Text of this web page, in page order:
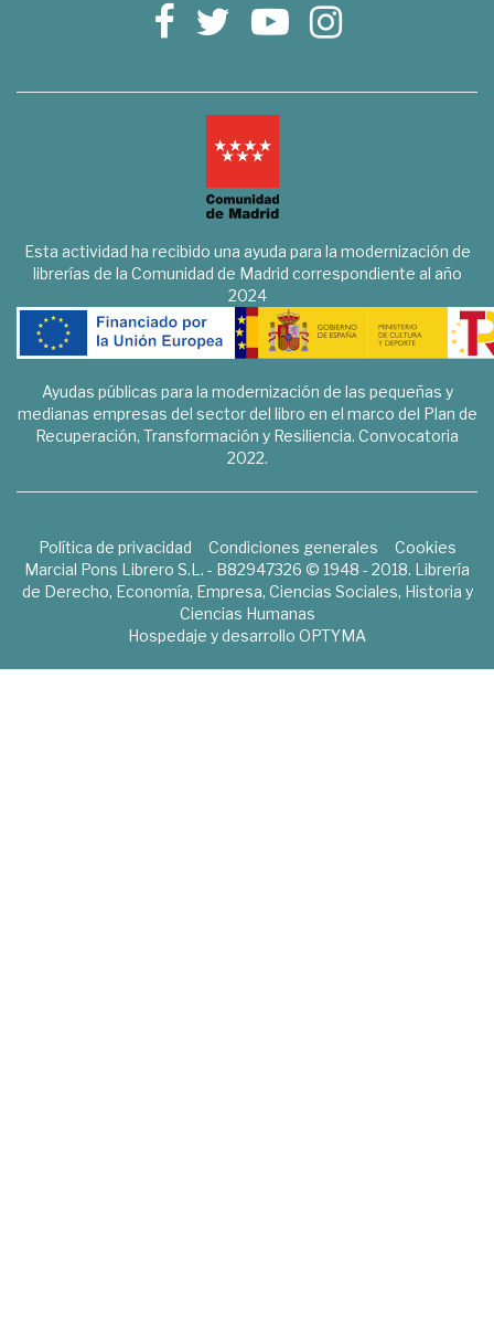
Esta actividad ha recibido una ayuda para la modernización de
librerías de la Comunidad de Madrid correspondiente al año
2024
Ayudas públicas para la modernización de las pequeñas y
medianas empresas del sector del libro en el marco del Plan de
Recuperación, Transformación y Resiliencia. Convocatoria
2022.
Política de privacidad Condiciones generales
Cookies
Marcial Pons Librero S.L. - B82947326 © 1948 - 2018. Librería
de Derecho, Economía, Empresa, Ciencias Sociales, Historia y
Ciencias Humanas
Hospedaje y desarrollo OPTYMA